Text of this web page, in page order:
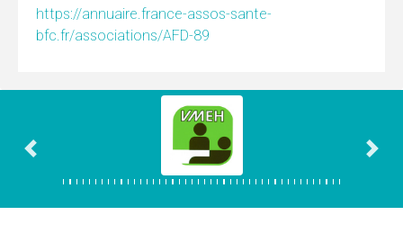
https://annuaire.france-assos-sante-
bfc.fr/associations/AFD-89
Association précédente